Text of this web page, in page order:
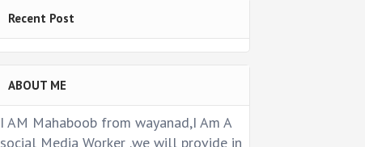
Recent Post
ABOUT ME
I AM Mahaboob from wayanad,I Am A
social Media Worker .we will provide in